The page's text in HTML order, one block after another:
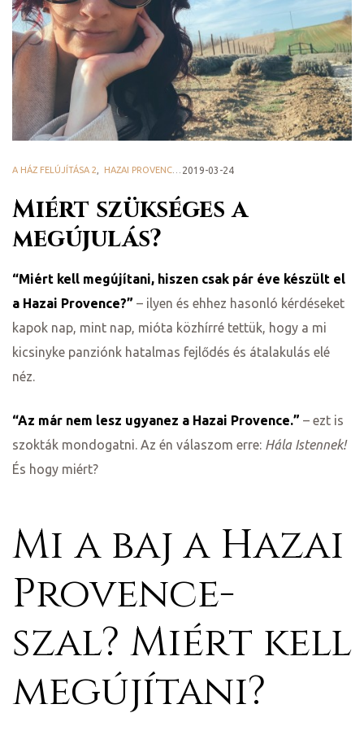
Miért szükséges a
megújulás?
A HÁZ FELÚJÍTÁSA 2 HAZAI PROVENCE BLOG ,ÚJ ÉPÍTKEZÉS
2019-03-24
“Miért kell megújítani, hiszen csak pár éve készült el
a Hazai Provence?” – ilyen és ehhez hasonló kérdéseket
kapok nap, mint nap, mióta közhírré tettük, hogy a mi
kicsinyke panziónk hatalmas fejlődés és átalakulás elé
néz.
“Az már nem lesz ugyanez a Hazai Provence.” – ezt is
szokták mondogatni. Az én válaszom erre: Hála Istennek!
És hogy miért?
Mi a baj a Hazai
Provence-
szal? Miért kell
megújítani?
2025